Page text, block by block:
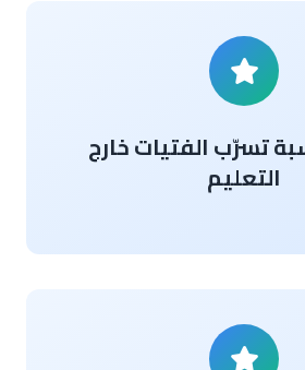
تسرّب الفتيات خارج
التعليم